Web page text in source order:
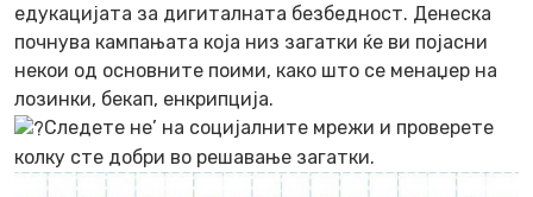
едукацијата за дигиталната безбедност. Денеска
почнува кампањата која низ загатки ќе ви појасни
некои од основните поими, како што се менаџер на
лозинки, бекап, енкрипција.
Следете не’ на социјалните мрежи и проверете
колку сте добри во решавање загатки.